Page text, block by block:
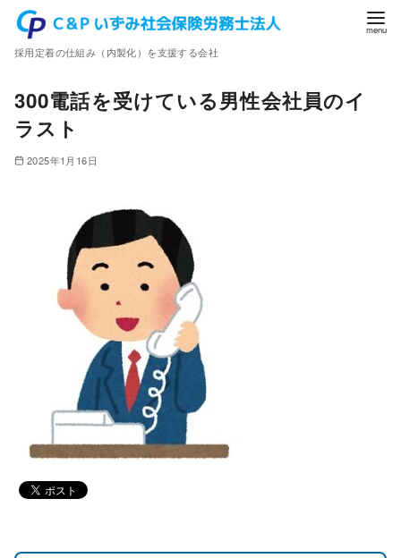
採用定着の仕組み（内製化）を支援する会社
300電話を受けている男性会社員のイ
ラスト
2025年1月16日